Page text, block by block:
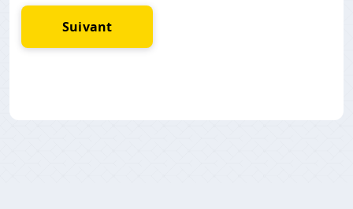
Suivant